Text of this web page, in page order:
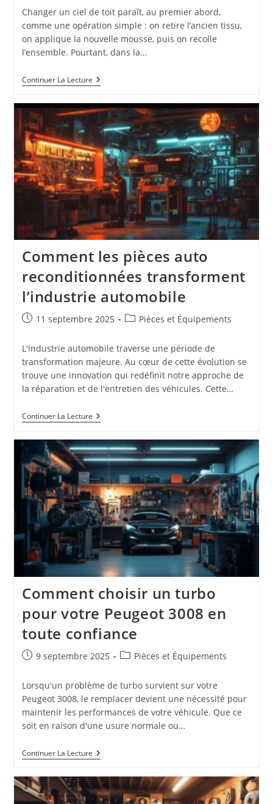
Changer un ciel de toit paraît, au premier abord,
comme une opération simple : on retire l’ancien tissu,
on applique la nouvelle mousse, puis on recolle
l’ensemble. Pourtant, dans la…
Continuer La LectureLes
Erreurs
Éviter
Quand
On
Change
Un
Ciel
De
Toit
Comment les pièces auto
reconditionnées transforment
l’industrie automobile
Publication
11 septembre 2025
PostPièces et Équipements
L'industrie automobile traverse une période de
transformation majeure. Au cœur de cette évolution se
trouve une innovation qui redéfinit notre approche de
la réparation et de l'entretien des véhicules. Cette…
Continuer La LectureComment
Les
Auto
Reconditionnées
Transforment
L’industrie
Automobile
Comment choisir un turbo
pour votre Peugeot 3008 en
toute confiance
Publication
9 septembre 2025
PostPièces et Équipements
Lorsqu'un problème de turbo survient sur votre
Peugeot 3008, le remplacer devient une nécessité pour
maintenir les performances de votre véhicule. Que ce
soit en raison d'une usure normale ou…
Continuer La LectureComment
Choisir
Turbo
Pour